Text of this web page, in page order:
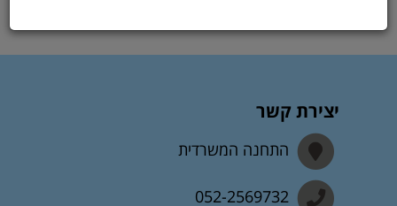
יצירת קשר
התחנה המשרדית
052-2569732